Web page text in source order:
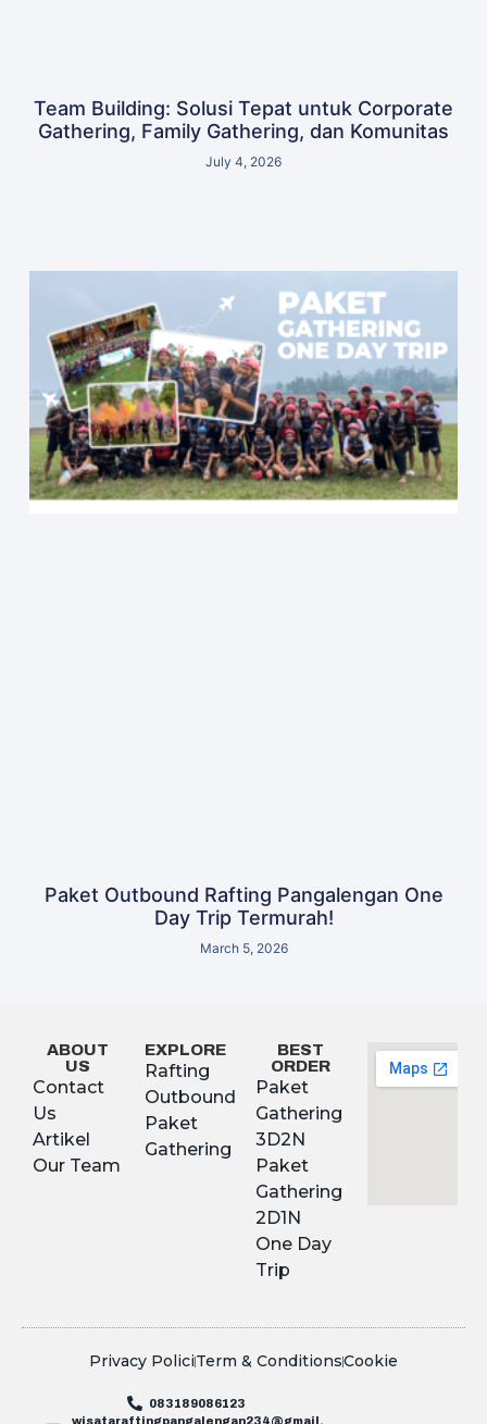
Team Building: Solusi Tepat untuk Corporate
Gathering, Family Gathering, dan Komunitas
July 4, 2026
Paket Outbound Rafting Pangalengan One
Day Trip Termurah!
March 5, 2026
ABOUT
US
Contact
Us
Artikel
Our Team
EXPLORE
Rafting
Outbound
Paket
Gathering
BEST
ORDER
Paket
Gathering
3D2N
Paket
Gathering
2D1N
One Day
Trip
Privacy PoliciTerm & ConditionsCookie
083189086123
wisataraftingpangalengan234@gmail.